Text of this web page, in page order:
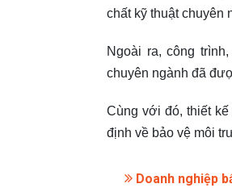
chất kỹ thuật chuyên
Ngoài ra, công
chuyên ngành đã
Cùng với đó, thiết
định về bảo vệ môi
Doanh nghiệp